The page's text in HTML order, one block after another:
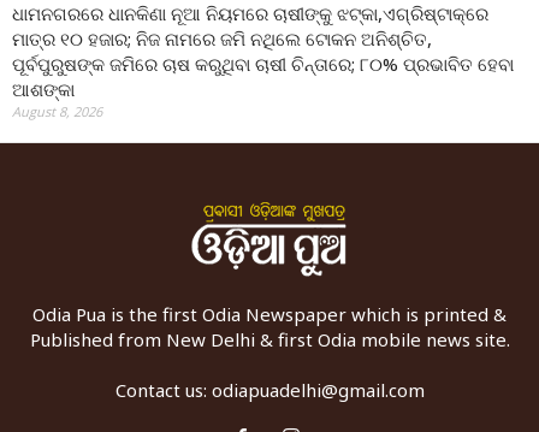
ଧାମନଗରରେ ଧାନକିଣା ନୂଆ ନିୟମରେ ଚାଷୀଙ୍କୁ ଝଟ୍‌କା,ଏଗ୍ରିଷ୍ଟାକ୍‌ରେ
ମାତ୍ର ୧୦ ହଜାର; ନିଜ ନାମରେ ଜମି ନଥିଲେ ଟୋକନ ଅନିଶ୍ଚିତ,
ପୂର୍ବପୁରୁଷଙ୍କ ଜମିରେ ଚାଷ କରୁଥିବା ଚାଷୀ ଚିନ୍ତାରେ; ୮୦% ପ୍ରଭାବିତ ହେବା
ଆଶଙ୍କା
August 8, 2026
Odia Pua is the first Odia Newspaper which is printed &
Published from New Delhi & first Odia mobile news site.
Contact us: odiapuadelhi@gmail.com